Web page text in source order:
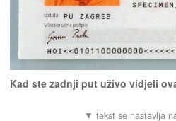
Kad ste zadnji put uživo vidjeli